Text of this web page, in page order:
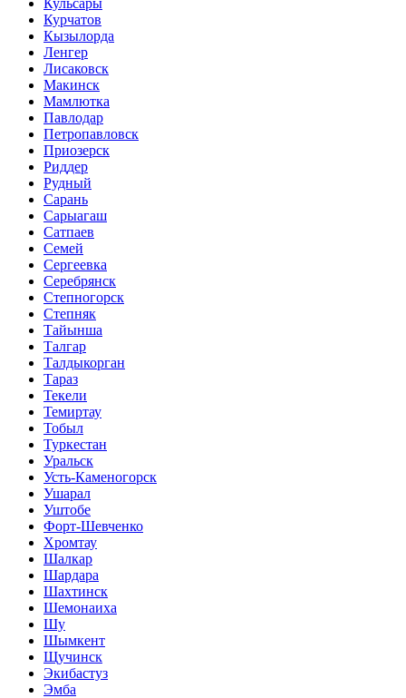
Кульсары
Курчатов
Кызылорда
Ленгер
Лисаковск
Макинск
Мамлютка
Павлодар
Петропавловск
Приозерск
Риддер
Рудный
Сарань
Сарыагаш
Сатпаев
Семей
Сергеевка
Серебрянск
Степногорск
Степняк
Тайынша
Талгар
Талдыкорган
Тараз
Текели
Темиртау
Тобыл
Туркестан
Уральск
Усть-Каменогорск
Ушарал
Уштобе
Форт-Шевченко
Хромтау
Шалкар
Шардара
Шахтинск
Шемонаиха
Шу
Шымкент
Щучинск
Экибастуз
Эмба